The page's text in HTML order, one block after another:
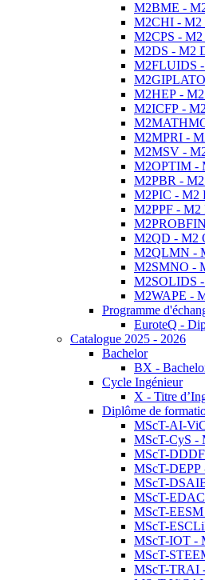
M2BME -
M2CHI - M2
M2CPS - M2
M2DS - M2
M2FLUIDS -
M2GIPLATO
M2HEP - M2
M2ICFP -
M2MPRI -
M2MSV -
M2OPTIM -
M2PBR - M2
M2PIC - M2
M2PPF - M2
M2QD - M2
M2QLMN -
M2SMNO -
M2SOLIDS -
M2WAPE -
Programme
EuroteQ -
Catalogue 2025 - 2026
Bachelor
BX -
Cycle Ingénieur
X - Titre
Diplôme de
MScT-AI-
MScT-CyS -
MScT-
MScT-DEPP
MScT-
MScT-
MScT-EESM
MScT-
MScT-IOT -
MScT-
MScT-TRAI